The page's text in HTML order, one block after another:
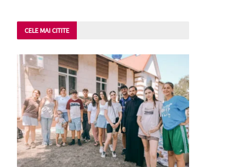
CELE MAI CITITE